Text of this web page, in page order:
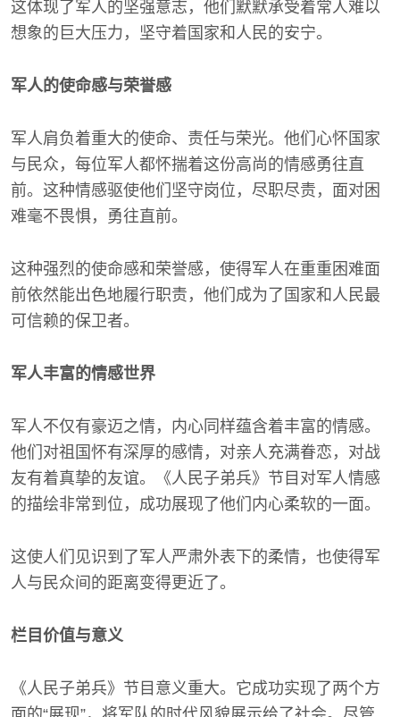
这体现了军人的坚强意志，他们默默承受着常人难以
想象的巨大压力，坚守着国家和人民的安宁。
军人的使命感与荣誉感
军人肩负着重大的使命、责任与荣光。他们心怀国家
与民众，每位军人都怀揣着这份高尚的情感勇往直
前。这种情感驱使他们坚守岗位，尽职尽责，面对困
难毫不畏惧，勇往直前。
这种强烈的使命感和荣誉感，使得军人在重重困难面
前依然能出色地履行职责，他们成为了国家和人民最
可信赖的保卫者。
军人丰富的情感世界
军人不仅有豪迈之情，内心同样蕴含着丰富的情感。
他们对祖国怀有深厚的感情，对亲人充满眷恋，对战
友有着真挚的友谊。《人民子弟兵》节目对军人情感
的描绘非常到位，成功展现了他们内心柔软的一面。
这使人们见识到了军人严肃外表下的柔情，也使得军
人与民众间的距离变得更近了。
栏目价值与意义
《人民子弟兵》节目意义重大。它成功实现了两个方